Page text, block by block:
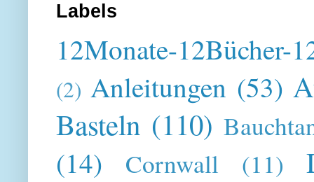
Labels
12Monate-12Bücher-
(2) Anleitungen (53)
Basteln (110)
(14) Cornwall (11)